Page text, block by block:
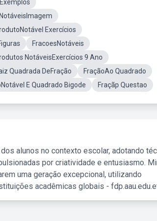
Exercícios
FracoesNotáveis
NotáveisExercícios 9 Ano
Quadrada DeFração
FraçãoAo Quadrado
E Quadrado Bigode Fraçãp Questao
alunos no contexto escolar, adotando
por criatividade e entusiasmo.
uma geração excepcional, utilizando
acadêmicas globais -